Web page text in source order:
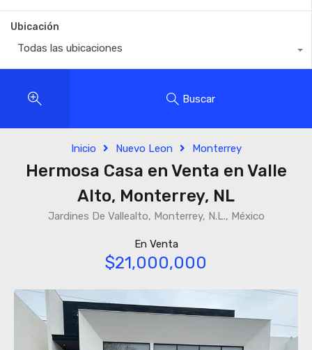
Ubicación
Todas las ubicaciones
Buscar
Inicio Nuevo Leon Monterrey
Hermosa Casa en Venta en Valle
Alto, Monterrey, NL
Jardines De Vallealto, Monterrey, N.L., México
En Venta
$21,000,000